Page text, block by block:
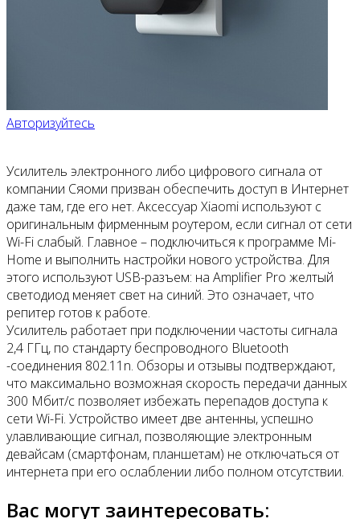
Авторизуйтесь
Усилитель электронного либо цифрового сигнала от
компании Сяоми призван обеспечить доступ в Интернет
даже там, где его нет. Аксессуар Xiaomi используют с
оригинальным фирменным роутером, если сигнал от сети
Wi-Fi слабый. Главное – подключиться к программе Mi-
Home и выполнить настройки нового устройства. Для
этого используют USB-разъем: на Amplifier Pro желтый
светодиод меняет свет на синий. Это означает, что
репитер готов к работе.
Усилитель работает при подключении частоты сигнала
2,4 ГГц, по стандарту беспроводного Bluetooth
-соединения 802.11n. Обзоры и отзывы подтверждают,
что максимально возможная скорость передачи данных
300 Мбит/с позволяет избежать перепадов доступа к
сети Wi-Fi. Устройство имеет две антенны, успешно
улавливающие сигнал, позволяющие электронным
девайсам (смартфонам, планшетам) не отключаться от
интернета при его ослаблении либо полном отсутствии.
Вас могут заинтересовать: